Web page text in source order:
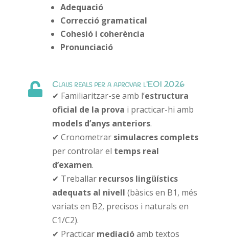
Adequació
Correcció gramatical
Cohesió i coherència
Pronunciació
 Claus reals per a aprovar l’EOI 2026
✔ Familiaritzar-se amb l’estructura
oficial de la prova i practicar-hi amb
models d’anys anteriors.
✔ Cronometrar simulacres complets
per controlar el temps real
d’examen.
✔ Treballar recursos lingüístics
adequats al nivell (bàsics en B1, més
variats en B2, precisos i naturals en
C1/C2).
✔ Practicar mediacióamb textos